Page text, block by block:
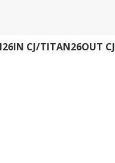
CJ/TITAN26OUT CJ